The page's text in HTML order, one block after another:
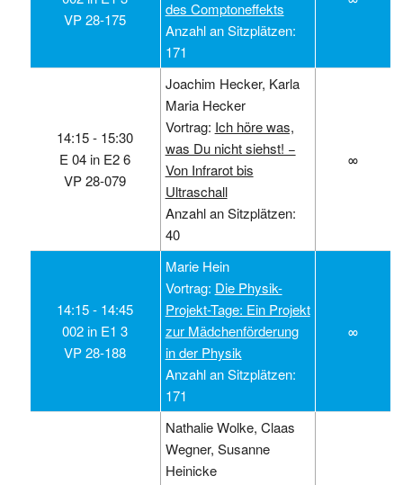
VP 28-175
des Comptoneffekts
Anzahl an Sitzplätzen:
171
14:15 ‑ 15:30
E 04 in E2 6
VP 28-079
Joachim Hecker, Karla
Maria Hecker
Vortrag: Ich höre was,
was Du nicht siehst! −
Von Infrarot bis
Ultraschall
Anzahl an Sitzplätzen:
40
∞
14:15 ‑ 14:45
002 in E1 3
VP 28-188
Marie Hein
Vortrag: Die Physik-
Projekt-Tage: Ein Projekt
zur Mädchenförderung
in der Physik
Anzahl an Sitzplätzen:
171
∞
Nathalie Wolke, Claas
Wegner, Susanne
Heinicke